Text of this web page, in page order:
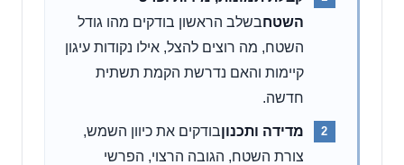
השטחבשלב הראשון בודקים מהו גודל
השטח, מה רוצים להצל, אילו נקודות עיגון
קיימות והאם נדרשת הקמת תשתית
חדשה.
מדידה ותכנוןבודקים את כיוון השמש,
צורת השטח, הגובה הרצוי, הפרשי